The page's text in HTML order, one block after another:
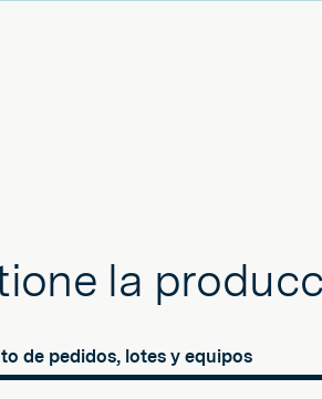
la
de pedidos, lotes y equipos